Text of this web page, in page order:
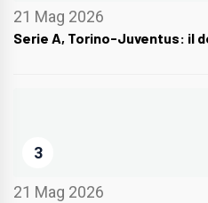
21 Mag 2026
Serie A, Torino-Juventus: il
3
21 Mag 2026